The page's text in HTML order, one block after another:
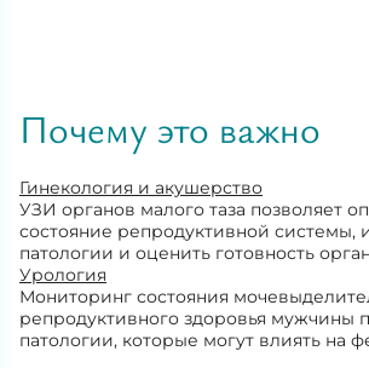
Почему это важно
Гинекология и акушерство
УЗИ органов малого таза позволяет
состояние репродуктивной системы,
патологии и оценить готовность
Урология
Мониторинг состояния
репродуктивного здоровья мужчины
патологии, которые могут влиять на